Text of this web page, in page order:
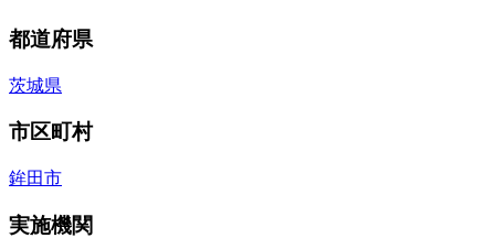
都道府県
茨城県
市区町村
鉾田市
実施機関